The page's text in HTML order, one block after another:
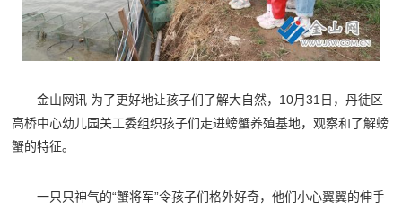
金山网讯 为了更好地让孩子们了解大自然，10月31日，丹徒区
高桥中心幼儿园关工委组织孩子们走进螃蟹养殖基地，观察和了解螃
蟹的特征。
一只只神气的“蟹将军”令孩子们格外好奇，他们小心翼翼的伸手